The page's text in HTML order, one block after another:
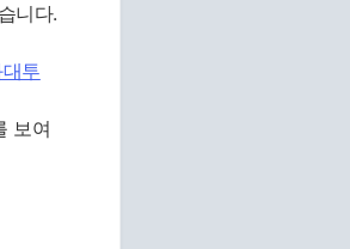
니다.
투
보여